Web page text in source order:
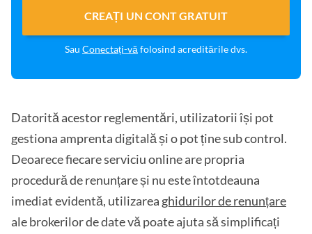
CREAȚI UN CONT GRATUIT
Sau Conectați-vă folosind acreditările dvs.
Datorită acestor reglementări, utilizatorii își pot
gestiona amprenta digitală și o pot ține sub control.
Deoarece fiecare serviciu online are propria
procedură de renunțare și nu este întotdeauna
imediat evidentă, utilizarea ghidurilor de renunțare
ale brokerilor de date vă poate ajuta să simplificați